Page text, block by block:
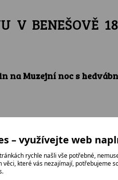
V BENEŠOVĚ
na Muzejní noc s
Úvod
– využívejte web
rychle našli vše potřebné,
věci, které vás nezajímají, potřebujeme